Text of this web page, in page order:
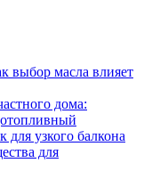
выбор масла влияет
дома:
для узкого балкона
для